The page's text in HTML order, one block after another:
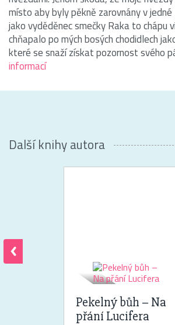
místo aby byly pěkně zarovnány v jedné
jako vyděděnec smečky Raka to chápu
chňapalo po mých bosých chodidlech
které se snaží získat pozornost svého
informací
Další knihy autora
Pekelný bůh – Na
přání Lucifera